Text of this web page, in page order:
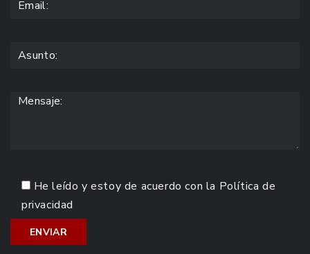
He leído y estoy de acuerdo con la Política de
privacidad